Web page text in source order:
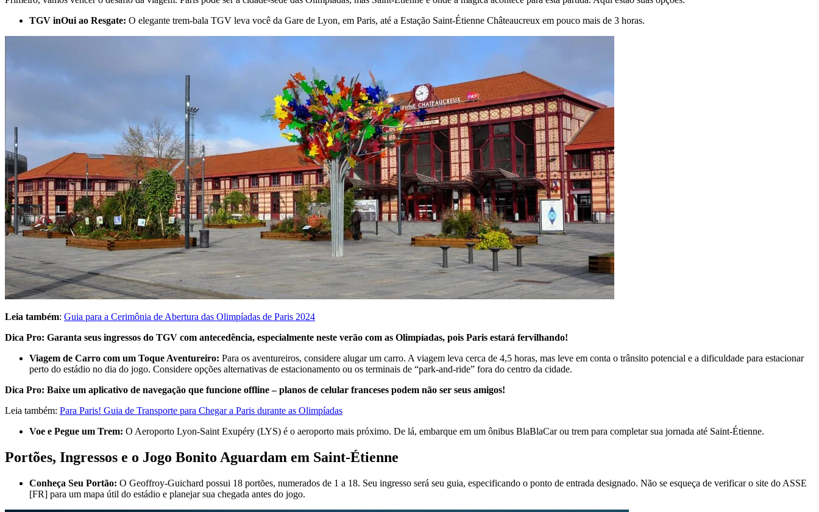
TGV inOui ao Resgate: O elegante trem-bala TGV leva você da Gare de Lyon, em Paris, até a Estação Saint-Étienne Châteaucreux em pouco mais de 3 horas.
Leia também: Guia para a Cerimônia de Abertura das Olimpíadas de Paris 2024
Dica Pro: Garanta seus ingressos do TGV com antecedência, especialmente neste verão com as Olimpíadas, pois Paris estará fervilhando!
Viagem de Carro com um Toque Aventureiro: Para os aventureiros, considere alugar um carro. A viagem leva cerca de 4,5 horas, mas leve em conta o trânsito potencial e a dificuldade para estacionar
perto do estádio no dia do jogo. Considere opções alternativas de estacionamento ou os terminais de “park-and-ride” fora do centro da cidade.
Dica Pro: Baixe um aplicativo de navegação que funcione offline – planos de celular franceses podem não ser seus amigos!
Leia também: Para Paris! Guia de Transporte para Chegar a Paris durante as Olimpíadas
Voe e Pegue um Trem: O Aeroporto Lyon-Saint Exupéry (LYS) é o aeroporto mais próximo. De lá, embarque em um ônibus BlaBlaCar ou trem para completar sua jornada até Saint-Étienne.
Portões, Ingressos e o Jogo Bonito Aguardam em Saint-Étienne
Conheça Seu Portão: O Geoffroy-Guichard possui 18 portões, numerados de 1 a 18. Seu ingresso será seu guia, especificando o ponto de entrada designado. Não se esqueça de verificar o site do ASSE
[FR] para um mapa útil do estádio e planejar sua chegada antes do jogo.